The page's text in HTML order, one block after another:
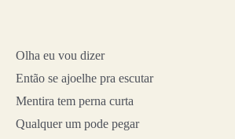
Olha eu vou dizer
Então se ajoelhe pra escutar
Mentira tem perna curta
Qualquer um pode pegar